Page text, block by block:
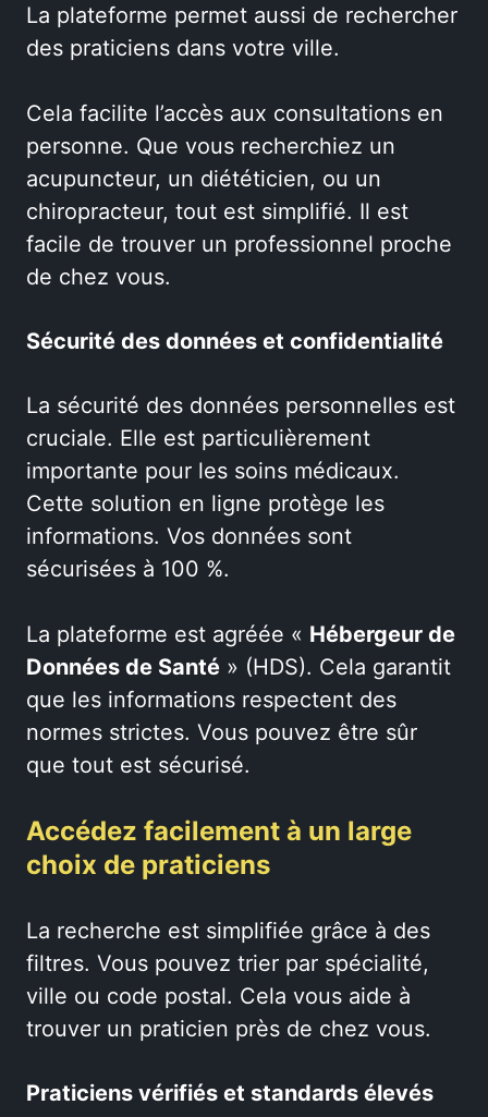
La plateforme permet aussi de rechercher
des praticiens dans votre ville.
Cela facilite l’accès aux consultations en
personne. Que vous recherchiez un
acupuncteur, un diététicien, ou un
chiropracteur, tout est simplifié. Il est
facile de trouver un professionnel proche
de chez vous.
Sécurité des données et confidentialité
La sécurité des données personnelles est
cruciale. Elle est particulièrement
importante pour les soins médicaux.
Cette solution en ligne protège les
informations. Vos données sont
sécurisées à 100 %.
La plateforme est agréée « Hébergeur de
Données de Santé » (HDS). Cela garantit
que les informations respectent des
normes strictes. Vous pouvez être sûr
que tout est sécurisé.
Accédez facilement à un large
choix de praticiens
La recherche est simplifiée grâce à des
filtres. Vous pouvez trier par spécialité,
ville ou code postal. Cela vous aide à
trouver un praticien près de chez vous.
Praticiens vérifiés et standards élevés